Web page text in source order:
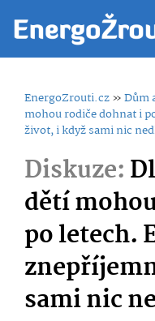
EnergoZrouti.cz»Dům
mohou rodiče dohnat i
život, i když sami nic
Diskuze:
dětí
po letech.
sami nic